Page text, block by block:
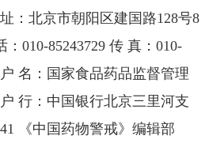
：北京市朝阳区建国路128号8
：010-85243729 传 真：010-
名：国家食品药品监督管理
行：中国银行北京三里河支
《中国药物警戒》编辑部